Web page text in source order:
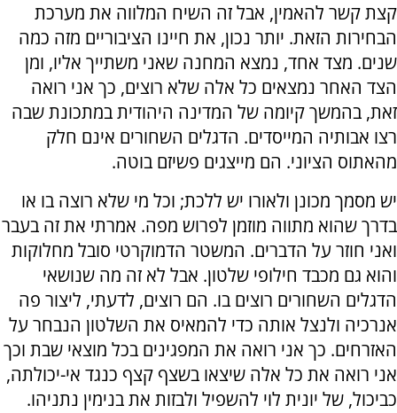
קצת קשר להאמין, אבל זה השיח המלווה את מערכת
הבחירות הזאת. יותר נכון, את חיינו הציבוריים מזה כמה
שנים. מצד אחד, נמצא המחנה שאני משתייך אליו, ומן
הצד האחר נמצאים כל אלה שלא רוצים, כך אני רואה
זאת, בהמשך קיומה של המדינה היהודית במתכונת שבה
רצו אבותיה המייסדים. הדגלים השחורים אינם חלק
מהאתוס הציוני. הם מייצגים פשיזם בוטה.
יש מסמך מכונן ולאורו יש ללכת; וכל מי שלא רוצה בו או
בדרך שהוא מתווה מוזמן לפרוש מפה. אמרתי את זה בעבר
ואני חוזר על הדברים. המשטר הדמוקרטי סובל מחלוקות
והוא גם מכבד חילופי שלטון. אבל לא זה מה שנושאי
הדגלים השחורים רוצים בו. הם רוצים, לדעתי, ליצור פה
אנרכיה ולנצל אותה כדי להמאיס את השלטון הנבחר על
האזרחים. כך אני רואה את המפגינים בכל מוצאי שבת וכך
אני רואה את כל אלה שיצאו בשצף קצף כנגד אי-יכולתה,
כביכול, של יונית לוי להשפיל ולבזות את בנימין נתניהו.